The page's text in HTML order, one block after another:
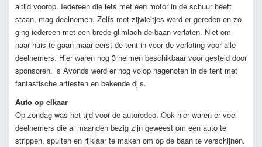
altijd voorop. Iedereen die iets met een motor in de schuur heeft
staan, mag deelnemen. Zelfs met zijwieltjes werd er gereden en zo
ging iedereen met een brede glimlach de baan verlaten. Niet om
naar huis te gaan maar eerst de tent in voor de verloting voor alle
deelnemers. Hier waren nog 3 helmen beschikbaar voor gesteld door
sponsoren. ’s Avonds werd er nog volop nagenoten in de tent met
fantastische artiesten en bekende dj’s.
Auto op elkaar
Op zondag was het tijd voor de autorodeo. Ook hier waren er veel
deelnemers die al maanden bezig zijn geweest om een auto te
strippen, spuiten en rijklaar te maken om op de baan te verschijnen.